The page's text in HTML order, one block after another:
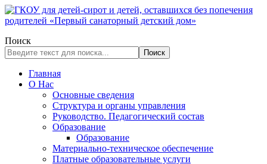
Поиск
Поиск
Главная
О Нас
Основные сведения
Структура и органы управления
Руководство. Педагогический состав
Образование
Образование
Материально-техническое обеспечение
Платные образовательные услуги